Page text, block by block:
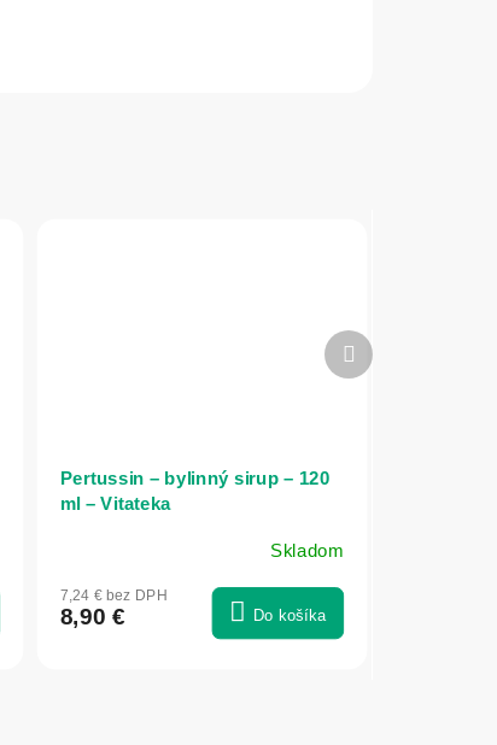
Pertussin – bylinný sirup – 120
ml – Vitateka
Skladom
7,24 € bez DPH
8,90 € Do košíka
Ďalší
produkt